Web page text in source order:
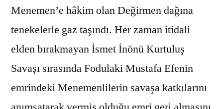
Menemen’e hâkim olan Değirmen dağına
tenekelerle gaz taşındı. Her zaman itidali
elden bırakmayan İsmet İnönü Kurtuluş
Savaşı sırasında Fodulaki Mustafa Efenin
emrindeki Menemenlilerin savaşa katkılarını